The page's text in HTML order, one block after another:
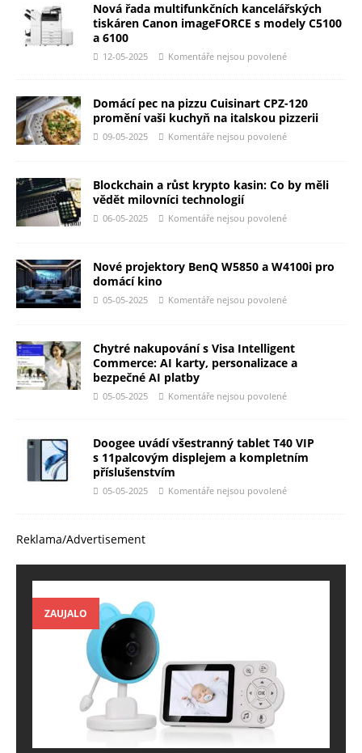
Nová řada multifunkčních kancelářských
tiskáren Canon imageFORCE s modely C5100
a 6100
12-05-2025 Komentáře nejsou povolené
Domácí pec na pizzu Cuisinart CPZ-120
promění vaši kuchyň na italskou pizzerii
09-05-2025 Komentáře nejsou povolené
Blockchain a růst krypto kasin: Co by měli
vědět milovníci technologií
06-05-2025 Komentáře nejsou povolené
Nové projektory BenQ W5850 a W4100i pro
domácí kino
05-05-2025 Komentáře nejsou povolené
Chytré nakupování s Visa Intelligent
Commerce: AI karty, personalizace a
bezpečné AI platby
05-05-2025 Komentáře nejsou povolené
Doogee uvádí všestranný tablet T40 VIP
s 11palcovým displejem a kompletním
příslušenstvím
05-05-2025 Komentáře nejsou povolené
Reklama/Advertisement
ZAUJALO